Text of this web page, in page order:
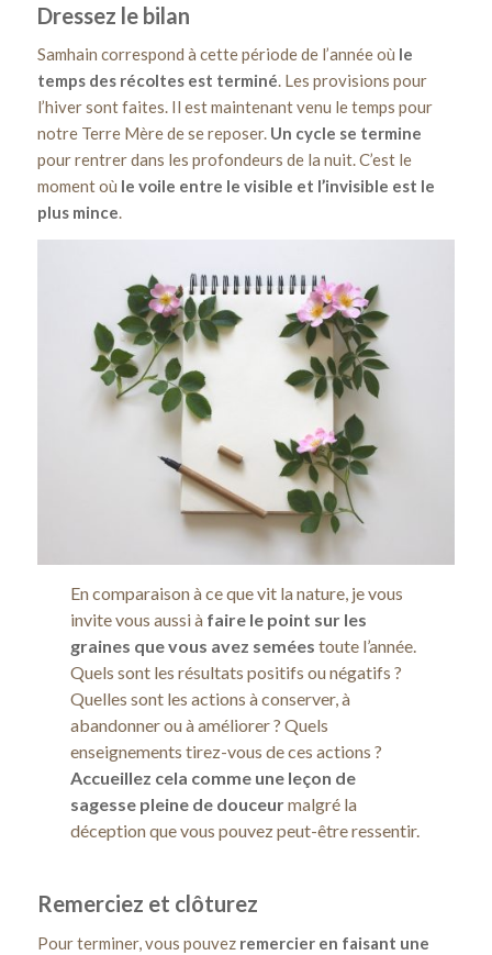
Dressez le bilan
Samhain correspond à cette période de l’année où le
temps des récoltes est terminé. Les provisions pour
l’hiver sont faites. Il est maintenant venu le temps pour
notre Terre Mère de se reposer. Un cycle se termine
pour rentrer dans les profondeurs de la nuit. C’est le
moment où le voile entre le visible et l’invisible est le
plus mince.
En comparaison à ce que vit la nature, je vous
invite vous aussi à faire le point sur les
graines que vous avez semées toute l’année.
Quels sont les résultats positifs ou négatifs ?
Quelles sont les actions à conserver, à
abandonner ou à améliorer ? Quels
enseignements tirez-vous de ces actions ?
Accueillez cela comme une leçon de
sagesse pleine de douceurmalgré la
déception que vous pouvez peut-être ressentir.
Remerciez et clôturez
Pour terminer, vous pouvez remercier en faisant une